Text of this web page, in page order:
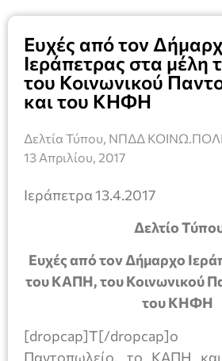
Ευχές από τον
Ιεράπετρας στα
του Κοινωνικού
και του ΚΗΦΗ
Δελτία Τύπου ΝΠΔΔ
13 Απριλίου, 2017
Ιεράπετρα 13.4.2017
Δελτίο
Ευχές από τον Δήμαρχο
του ΚΑΠΗ, του Κοινωνικού
του ΚΗΦΗ
[dropcap]Τ[/
Παντοπωλείο, το ΚΑΠΗ